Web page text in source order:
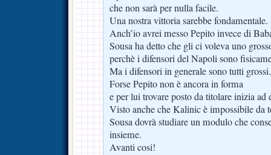
che non sarà per nulla facile.
Una nostra vittoria sarebbe fondamentale.
Anch’io avrei messo Pepito invece di
Sousa ha detto che gli ci voleva uno
perchè i difensori del Napoli sono
Ma i difensori in generale sono tutti grossi.
Forse Pepito non è ancora in forma
e per lui trovare posto da titolare inizia ad
Visto anche che Kalinic è impossibile da
Sousa dovrà studiare un modulo che
insieme.
Avanti cosi!